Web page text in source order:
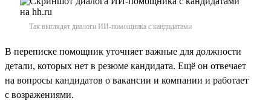
Так выглядят диалоги ИИ-помощника с кандидатами
В переписке помощник уточняет важные для должности
детали, которых нет в резюме кандидата. Ещё он отвечает
на вопросы кандидатов о вакансии и компании и работает
с возражениями.